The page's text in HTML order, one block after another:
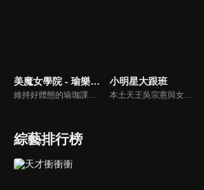
美魔女學院 - 瑜樂生活珈
維持好體態的瑜珈課程，有著豐富的瑜珈姿勢，伸展筋骨舒緩全身疲勞，緊緻肌肉線條，不只能雕塑美美的身材也能夠讓身心靈都暢快健康，跟上我們的腳步一起踏上瑜樂生活珈，輕鬆好上手，快樂享瘦！
小明星大跟班
本土天王吳宗憲與女兒吳姍儒（Sandy）搭檔主持，每集邀請來賓暢談演藝圈大小事，父女檔聯手笑果十足，老梗搭上新世代，最新組合強勢登場！
綜藝排行榜